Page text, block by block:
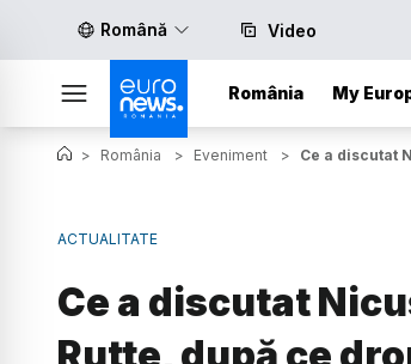
Română Video
România My
> România > Eveniment > Ce a discutat
ACTUALITATE
Ce a discutat
Rutte, după ce